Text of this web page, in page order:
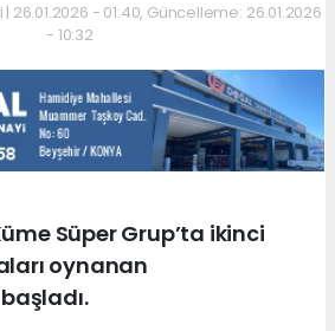
26.01.2026 - 01:40, Güncelleme: 26.01.2026
- 10:32
Süper Grup’ta ikinci
oynanan